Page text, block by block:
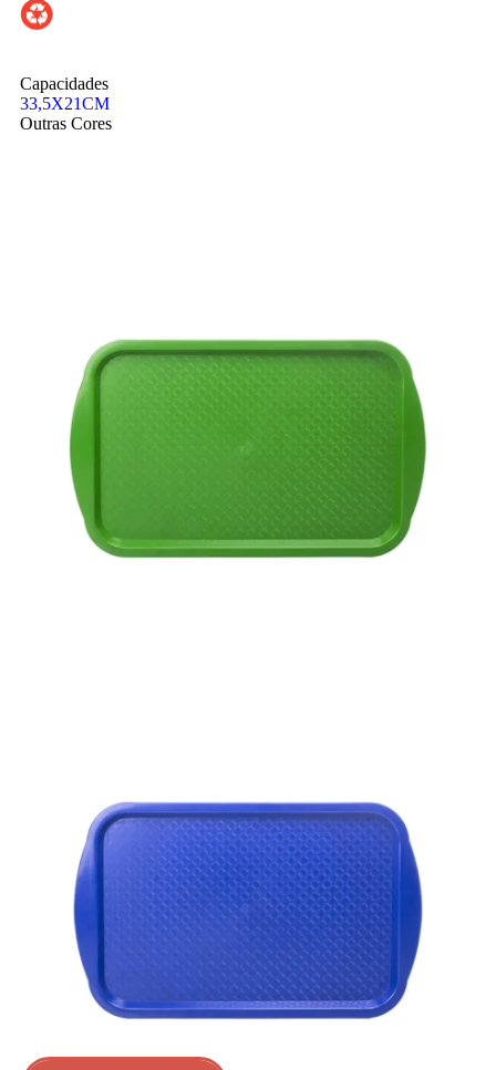
Capacidades
33,5X21CM
Outras Cores